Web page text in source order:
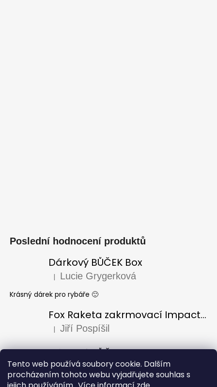
Tento web používá soubory cookie. Dalším
procházením tohoto webu vyjadřujete souhlas s
Poslední hodnocení produktů
Dárkový BŮČEK Box
Hodnocení produktu je 5 z 5 hvězdiček.
| Lucie Grygerková
Krásný dárek pro rybáře 🙂
Fox Raketa zakrmovací Impact Spod
Hodnocení produktu je 5 z 5 hvězdiček.
| Jiří Pospíšil
Dárkový BŮČEK Box
Hodnocení produktu je 5 z 5 hvězdiček.
| Laura Varadi